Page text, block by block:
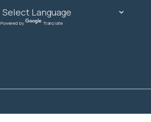
Powered by Translate